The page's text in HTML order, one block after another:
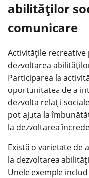
abilităților
comunicare
Activitățile
dezvoltarea
Participarea la
oportunitatea de a
dezvolta relații
pot ajuta la
la dezvoltarea
Există o varietate de
la dezvoltarea
Unele exemple